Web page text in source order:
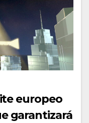
europeo
garantizará